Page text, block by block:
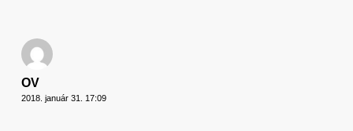
OV
2018. január 31. 17:09